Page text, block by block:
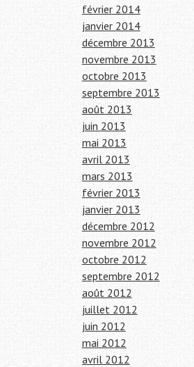
février 2014
janvier 2014
décembre 2013
novembre 2013
octobre 2013
septembre 2013
août 2013
juin 2013
mai 2013
avril 2013
mars 2013
février 2013
janvier 2013
décembre 2012
novembre 2012
octobre 2012
septembre 2012
août 2012
juillet 2012
juin 2012
mai 2012
avril 2012